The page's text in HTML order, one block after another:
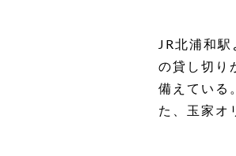
JR北浦和
の貸し切り
備えている
た、玉家オ